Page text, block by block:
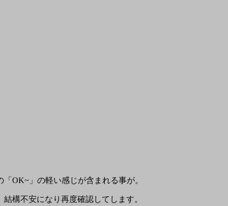
OK~」の軽い感じが含まれる事が。
構不安になり再度確認してします。